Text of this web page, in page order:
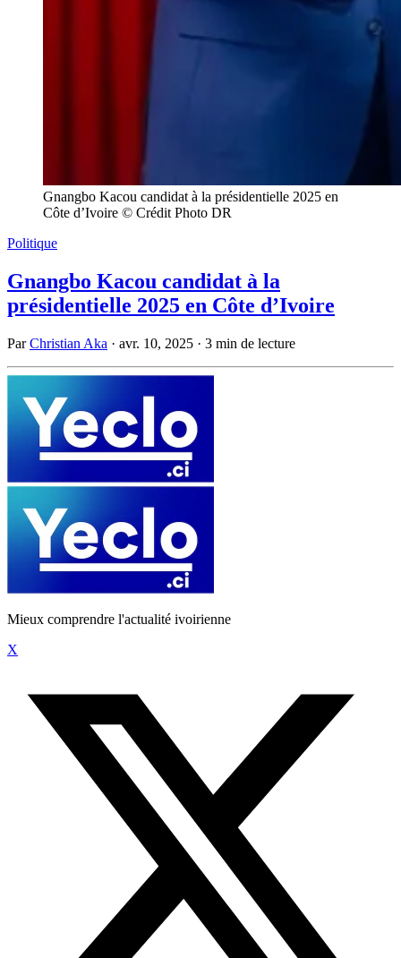
Gnangbo Kacou candidat à la présidentielle 2025 en
Côte d’Ivoire © Crédit Photo DR
Politique
Gnangbo Kacou candidat à la
présidentielle 2025 en Côte d’Ivoire
ParChristian Aka · avr. 10, 2025 · 3 min de lecture
Mieux comprendre l'actualité ivoirienne
X